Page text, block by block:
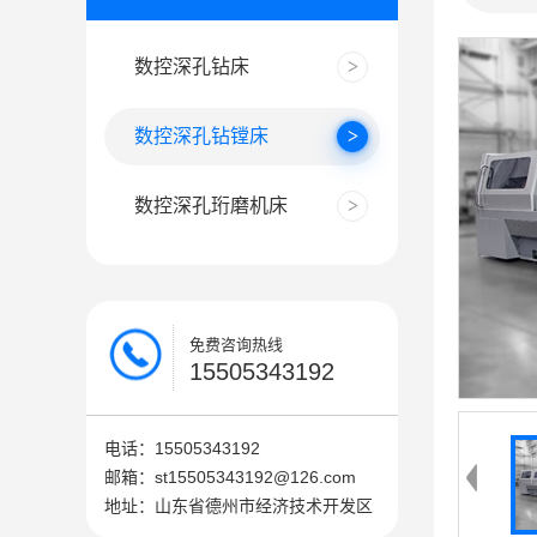
数控深孔钻床
数控深孔钻镗床
数控深孔珩磨机床
免费咨询热线
15505343192
电话：15505343192
邮箱：st15505343192@126.com
地址：山东省德州市经济技术开发区